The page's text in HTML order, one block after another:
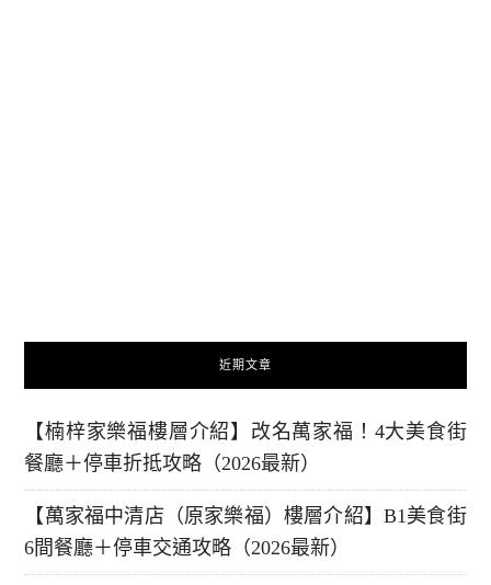
近期文章
【楠梓家樂福樓層介紹】改名萬家福！4大美食街
餐廳＋停車折抵攻略（2026最新）
【萬家福中清店（原家樂福）樓層介紹】B1美食街
6間餐廳＋停車交通攻略（2026最新）